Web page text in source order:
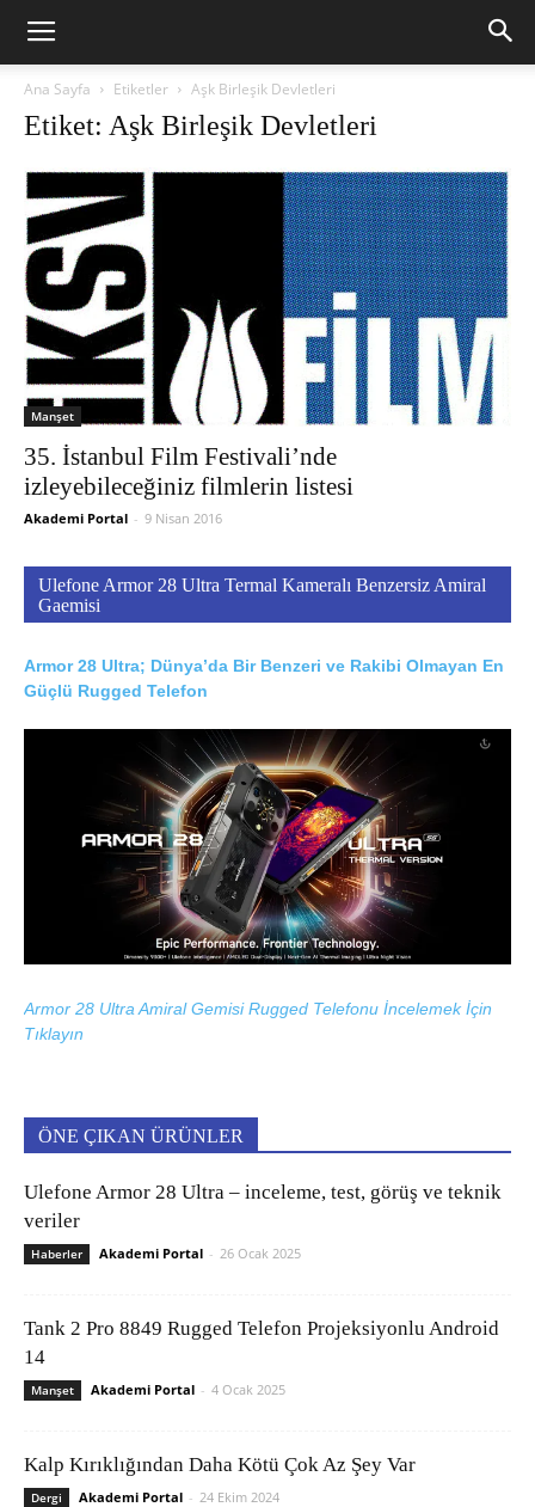
Ana Sayfa Etiketler Aşk Birleşik Devletleri
Etiket: Aşk Birleşik Devletleri
Manşet
35. İstanbul Film Festivali’nde
izleyebileceğiniz filmlerin listesi
Akademi Portal - 9 Nisan 2016
Ulefone Armor 28 Ultra Termal Kameralı Benzersiz Amiral
Gaemisi
Armor 28 Ultra; Dünya’da Bir Benzeri ve Rakibi Olmayan En
Güçlü Rugged Telefon
Armor 28 Ultra Amiral Gemisi Rugged Telefonu İncelemek İçin
Tıklayın
ÖNE ÇIKAN ÜRÜNLER
Ulefone Armor 28 Ultra – inceleme, test, görüş ve teknik
veriler
Haberler Akademi Portal - 26 Ocak 2025
Tank 2 Pro 8849 Rugged Telefon Projeksiyonlu Android
14
Manşet Akademi Portal - 4 Ocak 2025
Kalp Kırıklığından Daha Kötü Çok Az Şey Var
Dergi Akademi Portal - 24 Ekim 2024